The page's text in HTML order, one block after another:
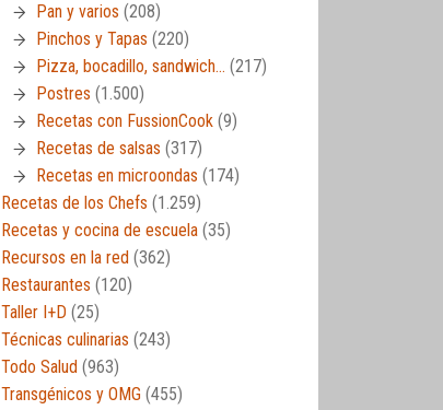
Pan y varios (208)
Pinchos y Tapas (220)
Pizza, bocadillo, sandwich… (217)
Postres (1.500)
Recetas con FussionCook (9)
Recetas de salsas (317)
Recetas en microondas (174)
Recetas de los Chefs (1.259)
Recetas y cocina de escuela (35)
Recursos en la red (362)
Restaurantes (120)
Taller I+D (25)
Técnicas culinarias (243)
Todo Salud (963)
Transgénicos y OMG (455)